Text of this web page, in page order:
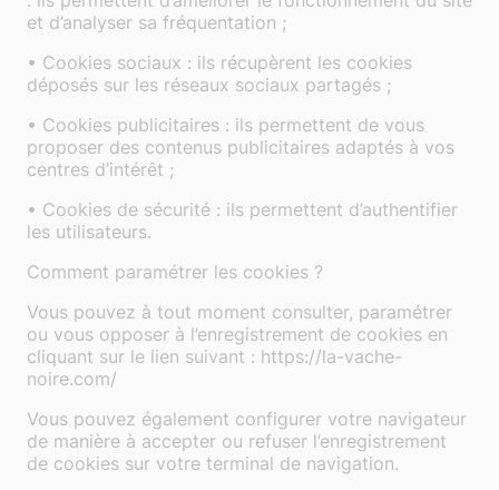
et d’analyser sa fréquentation ;
• Cookies sociaux : ils récupèrent les cookies
déposés sur les réseaux sociaux partagés ;
• Cookies publicitaires : ils permettent de vous
proposer des contenus publicitaires adaptés à vos
centres d’intérêt ;
• Cookies de sécurité : ils permettent d’authentifier
les utilisateurs.
Comment paramétrer les cookies ?
Vous pouvez à tout moment consulter, paramétrer
ou vous opposer à l’enregistrement de cookies en
cliquant sur le lien suivant : https://la-vache-
noire.com/
Vous pouvez également configurer votre navigateur
de manière à accepter ou refuser l’enregistrement
de cookies sur votre terminal de navigation.